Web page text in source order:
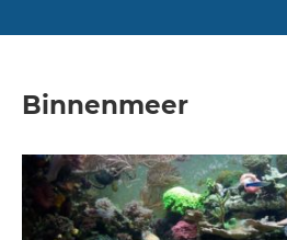
Binnenmeer